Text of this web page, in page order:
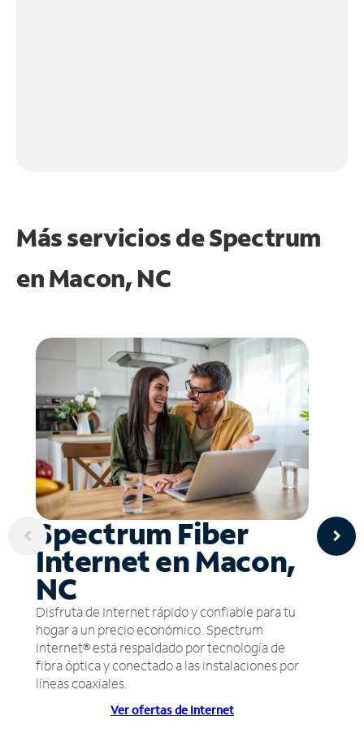
Más servicios de Spectrum
enMacon, NC
Spectrum Fiber
Internet en Macon,
NC
Disfruta de Internet rápido y confiable para tu
hogar a un precio económico. Spectrum
Internet® está respaldado por tecnología de
fibra óptica y conectado a las instalaciones por
líneas coaxiales.
Ver ofertas de Internet